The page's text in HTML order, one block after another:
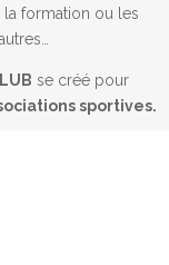
la formation ou les
se créé pour
sportives.